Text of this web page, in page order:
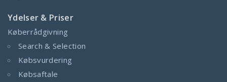
Ydelser & Priser
Køberrådgivning
Search & Selection
Købsvurdering
Købsaftale